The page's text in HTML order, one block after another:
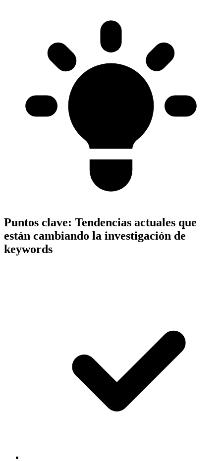
Puntos clave: Tendencias actuales que
están cambiando la investigación de
keywords